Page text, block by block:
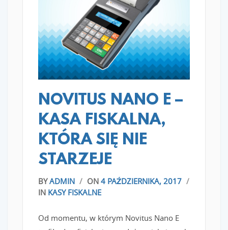
READ MORE
NOVITUS NANO E –
KASA FISKALNA,
KTÓRA SIĘ NIE
STARZEJE
BYADMIN / ON 4 PAŹDZIERNIKA, 2017 /
IN KASY FISKALNE
Od momentu, w którym Novitus Nano E